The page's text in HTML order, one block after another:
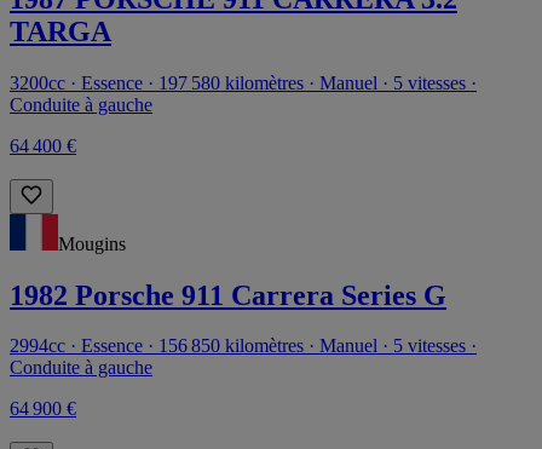
TARGA
3200cc · Essence · 197 580 kilomètres · Manuel · 5 vitesses ·
Conduite à gauche
64 400 €
Mougins
1982 Porsche 911 Carrera Series G
2994cc · Essence · 156 850 kilomètres · Manuel · 5 vitesses ·
Conduite à gauche
64 900 €